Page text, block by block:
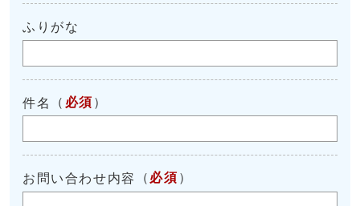
ふりがな
件名 （ 必須 ）
お問い合わせ内容 （ 必須 ）